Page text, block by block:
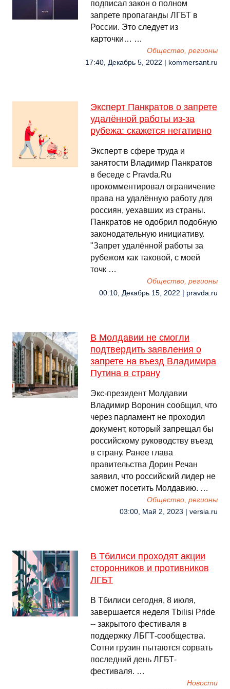
подписал закон о полном
запрете пропаганды ЛГБТ в
России. Это следует из
карточки… …
Общество, регионы
17:40, Декабрь 5, 2022 | kommersant.ru
Эксперт Панкратов о запрете
удалённой работы из-за
рубежа: скажется негативно
Эксперт в сфере труда и
занятости Владимир Панкратов
в беседе с Pravda.Ru
прокомментировал ограничение
права на удалённую работу для
россиян, уехавших из страны.
Панкратов не одобрил подобную
законодательную инициативу.
"Запрет удалённой работы за
рубежом как таковой, с моей
точк …
Общество, регионы
00:10, Декабрь 15, 2022 | pravda.ru
В Молдавии не смогли
подтвердить заявления о
запрете на въезд Владимира
Путина в страну
Экс-президент Молдавии
Владимир Воронин сообщил, что
через парламент не проходил
документ, который запрещал бы
российскому руководству въезд
в страну. Ранее глава
правительства Дорин Речан
заявил, что российский лидер не
сможет посетить Молдавию. …
Общество, регионы
03:00, Май 2, 2023 | versia.ru
В Тбилиси проходят акции
сторонников и противников
ЛГБТ
В Тбилиси сегодня, 8 июля,
завершается неделя Tbilisi Pride
-- закрытого фестиваля в
поддержку ЛБГТ-сообщества.
Сотни грузин пытаются сорвать
последний день ЛГБТ-
фестиваля. …
Новости